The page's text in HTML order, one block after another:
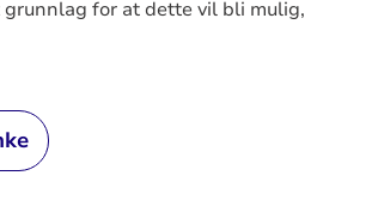
for at dette vil bli mulig,